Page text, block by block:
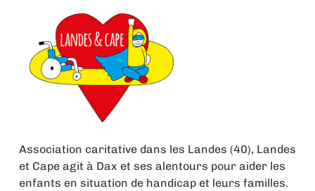
Association caritative dans les Landes (40), Landes
et Cape agit à Dax et ses alentours pour aider les
enfants en situation de handicap et leurs familles.